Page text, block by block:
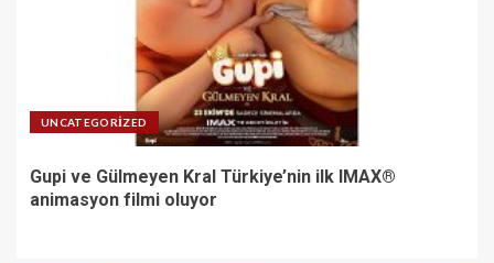
UNCATEGORIZED
Gupi ve Gülmeyen Kral Türkiye’nin ilk IMAX®
animasyon filmi oluyor